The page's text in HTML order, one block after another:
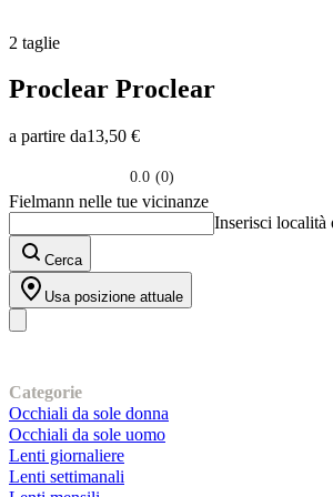
2 taglie
Proclear Proclear
a partire da13,50 €
0.0 (0)
su
stelle.
Fielmann nelle tue vicinanze
Inserisci località
Cerca
Usa posizione attuale
Categorie
Occhiali da sole donna
Occhiali da sole uomo
Lenti giornaliere
Lenti settimanali